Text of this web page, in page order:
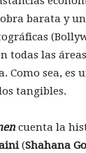
barata y
todas las
Como sea, es
tangibles.
cuenta la
(Shahana